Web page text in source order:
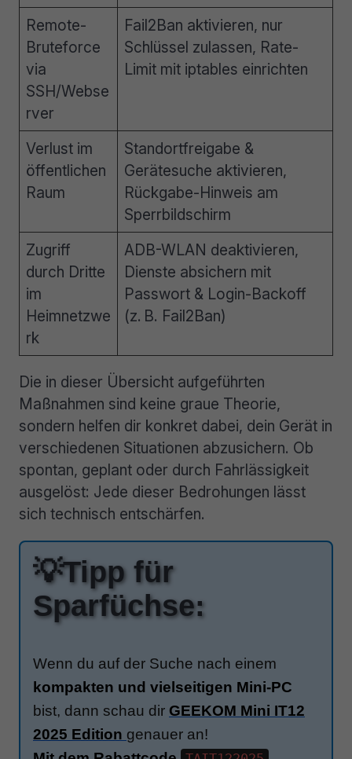
Remote-
Bruteforce
via
SSH/Webse
rver
Fail2Ban aktivieren, nur
Schlüssel zulassen, Rate-
Limit mit iptables einrichten
Verlust im
öffentlichen
Raum
Standortfreigabe &
Gerätesuche aktivieren,
Rückgabe-Hinweis am
Sperrbildschirm
Zugriff
durch Dritte
im
Heimnetzwe
rk
ADB-WLAN deaktivieren,
Dienste absichern mit
Passwort & Login-Backoff
(z. B. Fail2Ban)
Die in dieser Übersicht aufgeführten
Maßnahmen sind keine graue Theorie,
sondern helfen dir konkret dabei, dein Gerät in
verschiedenen Situationen abzusichern. Ob
spontan, geplant oder durch Fahrlässigkeit
ausgelöst: Jede dieser Bedrohungen lässt
sich technisch entschärfen.
💡Tipp für
Sparfüchse:
Wenn du auf der Suche nach einem
kompakten und vielseitigen Mini-PC
bist, dann schau dir GEEKOM Mini IT12
2025 Edition genauer an!